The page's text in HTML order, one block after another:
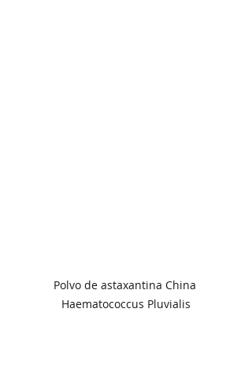
Polvo de astaxantina China
Haematococcus Pluvialis